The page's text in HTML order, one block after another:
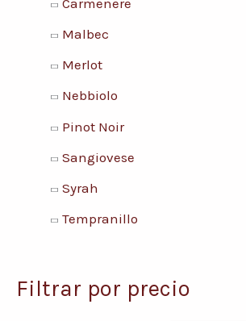
Malbec
Merlot
Nebbiolo
Pinot Noir
Sangiovese
Syrah
Tempranillo
Filtrar por precio